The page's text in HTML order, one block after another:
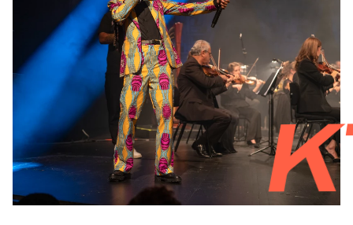
KT
Participación cultural
Orquesta y músicos
LA OCG
Espacio Pro
Iniciar sesión